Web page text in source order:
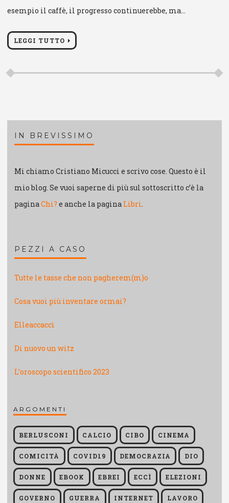
esempio il caffè, il progresso continuerebbe, ma…
LEGGI TUTTO
IN BREVISSIMO
Mi chiamo Cristiano Micucci e scrivo cose. Questo è il
mio blog. Se vuoi saperne di più sul sottoscritto c’è la
paginaChi? e anche la pagina Libri.
PEZZI A CASO
Tutte le tasse che non pagherem(m)o
Cosa vuoi più inventare ormai?
Elleaccaccì
Di nuovo un witz
L’oroscopo scientifico 2023
ARGOMENTI
BERLUSCONI CALCIO CIBO CINEMA
COMICITÀ COVID19 DEMOCRAZIA DIO
DONNE EBOOK EBREI ECCÌ ELEZIONI
GOVERNO GUERRA INTERNET LAVORO